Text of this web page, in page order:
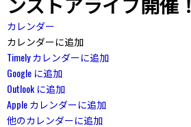
カレンダー
カレンダーに追加
Timely カレンダーに追加
Google に追加
Outlook に追加
Apple カレンダーに追加
他のカレンダーに追加